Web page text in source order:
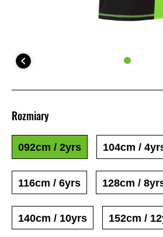
Rozmiary
092cm / 2yrs 104cm /
116cm / 6yrs 128cm /
140cm / 10yrs 152cm /